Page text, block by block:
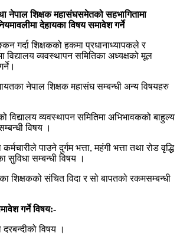
नेपाल शिक्षक महासंघसमेतको सहभागितामा
देहायका विषय समावेश गर्ने
गर्दा शिक्षकको हकमा प्रधानाध्यापकले र
विद्यालय व्यवस्थापन समितिका अध्यक्षको मूल
नेपाल शिक्षक महासंघ सम्बन्धी अन्य विषयहरु
विद्यालय व्यवस्थापन समितिमा अभिभावकको बाहुल्य
विषय ।
पाउने दुर्गम भत्ता, महंगी भत्ता तथा रोड वृद्धि
सुविधा सम्बन्धी विषय ।
शिक्षकको संचित विदा र सो बापतको रकमसम्बन्धी
गर्ने विषय:-
दरबन्दीको विषय ।